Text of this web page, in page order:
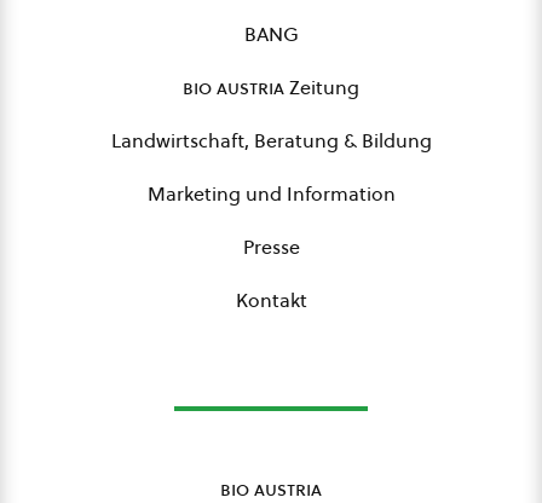
BANG
bio austriaZeitung
Landwirtschaft, Beratung & Bildung
Marketing und Information
Presse
Kontakt
bio austria